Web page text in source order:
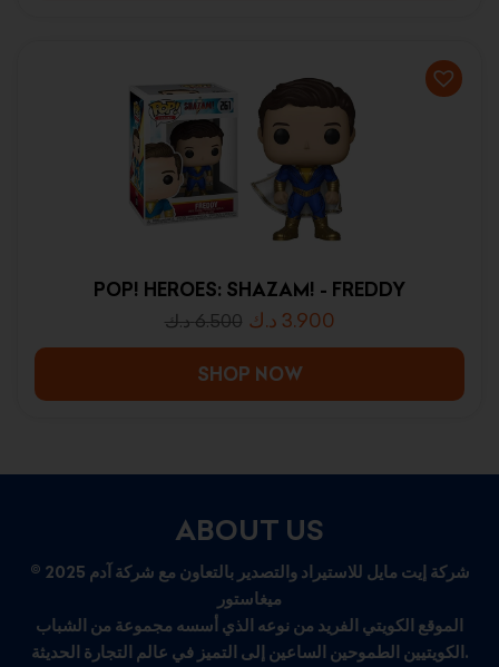
POP! HEROES: SHAZAM! - FREDDY
6.500 د.ك 3.900 د.ك
SHOP NOW
ABOUT US
© 2025 شركة إيت مايل للاستيراد والتصدير بالتعاون مع شركة آدم
ميغاستور
الموقع الكويتي الفريد من نوعه الذي أسسه مجموعة من الشباب
الكويتيين الطموحين الساعين إلى التميز في عالم التجارة الحديثة.